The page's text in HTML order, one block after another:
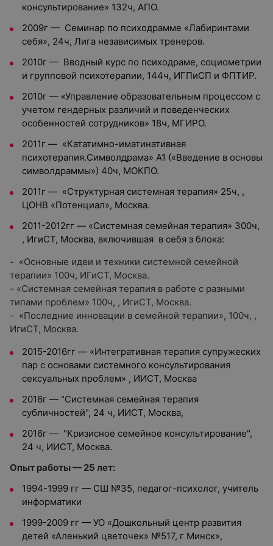
консультирование» 132ч, АПО.
2009г — Семинар по психодрамме «Лабиринтами
себя», 24ч, Лига независимых тренеров.
2010г — Вводный курс по психодраме, социометрии
и групповой психотерапии, 144ч, ИГПиСП и ФПТИР.
2010г — «Управление образовательным процессом с
учетом гендерных различий и поведенческих
особенностей сотрудников» 18ч, МГИРО.
2011г — «Кататимно-иматинативная
психотерапия.Символдрама» А1 («Введение в основы
символдраммы») 40ч, МОКПО.
2011г — «Структурная системная терапия» 25ч, ,
ЦОНВ «Потенциал», Москва.
2011-2012гг — «Системная семейная терапия» 300ч,
, ИгиСТ, Москва, включившая в себя з блока:
- «Основные идеи и техники системной семейной
терапии» 100ч, ИГиСТ, Москва.
- «Системная семейная терапия в работе с разными
типами проблем» 100ч, , ИгиСТ, Москва.
- «Последние инновации в семейной терапии», 100ч, ,
ИгиСТ, Москва.
2015-2016гг — «Интегративная терапия супружеских
пар с основами системного консультирования
сексуальных проблем» , ИИСТ, Москва
2016г — "Системная семейная терапия
субличностей", 24 ч, ИИСТ, Москва,
2016г — "Кризисное семейное консультирование",
24 ч, ИИСТ, Москва.
Опыт работы — 25 лет:
1994-1999 гг — СШ №35, педагог-психолог, учитель
информатики
1999-2009 гг — УО «Дошкольный центр развития
детей «Аленький цветочек» №517, г Минск»,